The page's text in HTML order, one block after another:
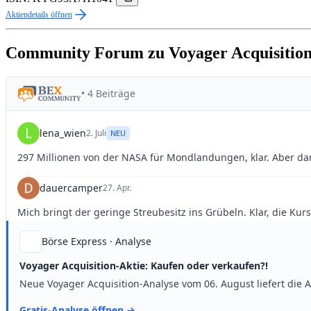
Aktiendetails öffnen
Community Forum zu Voyager